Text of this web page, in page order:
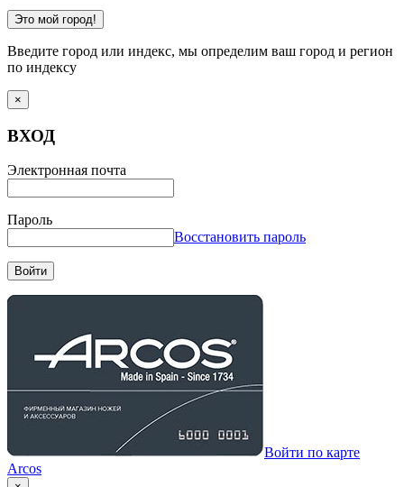
Это мой город!
Введите город или индекс, мы определим ваш город и регион
по индексу
×
ВХОД
Электронная почта
Пароль
Восстановить пароль
Войти
Войти по карте
Arcos